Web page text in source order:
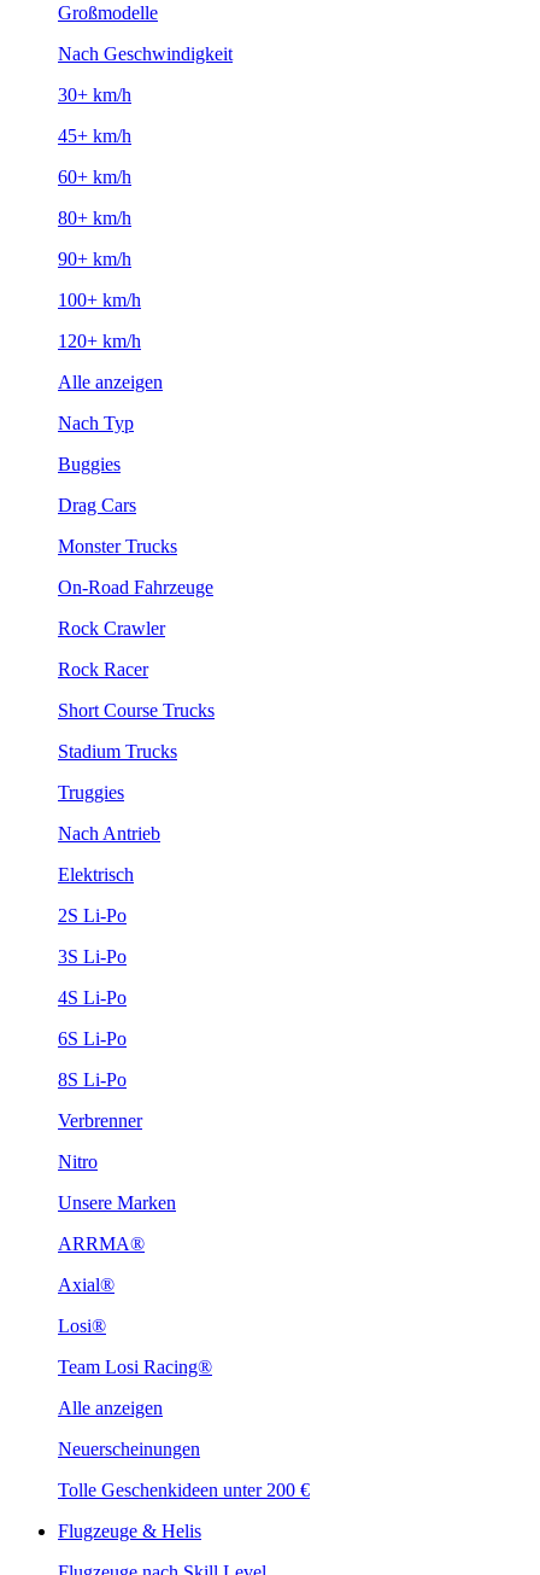
Großmodelle
Nach Geschwindigkeit
30+ km/h
45+ km/h
60+ km/h
80+ km/h
90+ km/h
100+ km/h
120+ km/h
Alle anzeigen
Nach Typ
Buggies
Drag Cars
Monster Trucks
On-Road Fahrzeuge
Rock Crawler
Rock Racer
Short Course Trucks
Stadium Trucks
Truggies
Nach Antrieb
Elektrisch
2S Li-Po
3S Li-Po
4S Li-Po
6S Li-Po
8S Li-Po
Verbrenner
Nitro
Unsere Marken
ARRMA®
Axial®
Losi®
Team Losi Racing®
Alle anzeigen
Neuerscheinungen
Tolle Geschenkideen unter 200 €
Flugzeuge & Helis